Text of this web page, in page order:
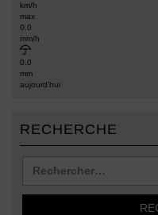
km/h
max
0.0
mm/h
0.0
mm
aujourd’hui
RECHERCHE